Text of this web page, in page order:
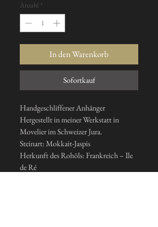
Anzahl *
In den Warenkorb
Sofortkauf
Handgeschliffener Anhänger
Hergestellt in meiner Werkstatt in
Movelier im Schweizer Jura.
Steinart: Mokkait-Jaspis
Herkunft des Rohöls: Frankreich – Ile
de Ré